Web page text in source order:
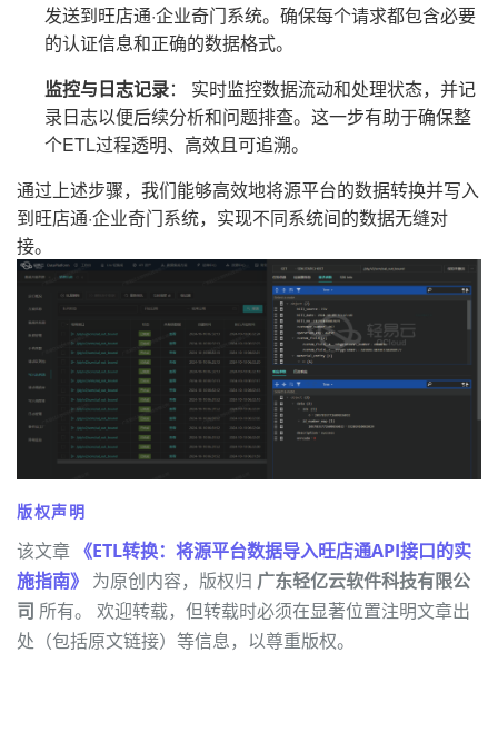
发送到旺店通·企业奇门系统。确保每个请求都包含必要
的认证信息和正确的数据格式。
监控与日志记录： 实时监控数据流动和处理状态，并记
录日志以便后续分析和问题排查。这一步有助于确保整
个ETL过程透明、高效且可追溯。
通过上述步骤，我们能够高效地将源平台的数据转换并写入
到旺店通·企业奇门系统，实现不同系统间的数据无缝对
接。
版权声明
该文章 《ETL转换：将源平台数据导入旺店通API接口的实
施指南》 为原创内容，版权归 广东轻亿云软件科技有限公
司 所有。 欢迎转载，但转载时必须在显著位置注明文章出
处（包括原文链接）等信息，以尊重版权。